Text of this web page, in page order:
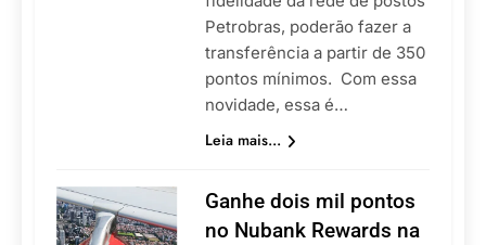
Petrobras, poderão fazer a
transferência a partir de 350
pontos mínimos. Com essa
novidade, essa é…
Leia mais...
Ganhe dois mil pontos
no Nubank Rewards na